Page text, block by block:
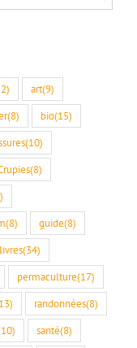
art(9)
(8) bio(15)
(10)
(8)
(8) guide(8)
livres(34)
permaculture(17)
randonnées(8)
santé(8)